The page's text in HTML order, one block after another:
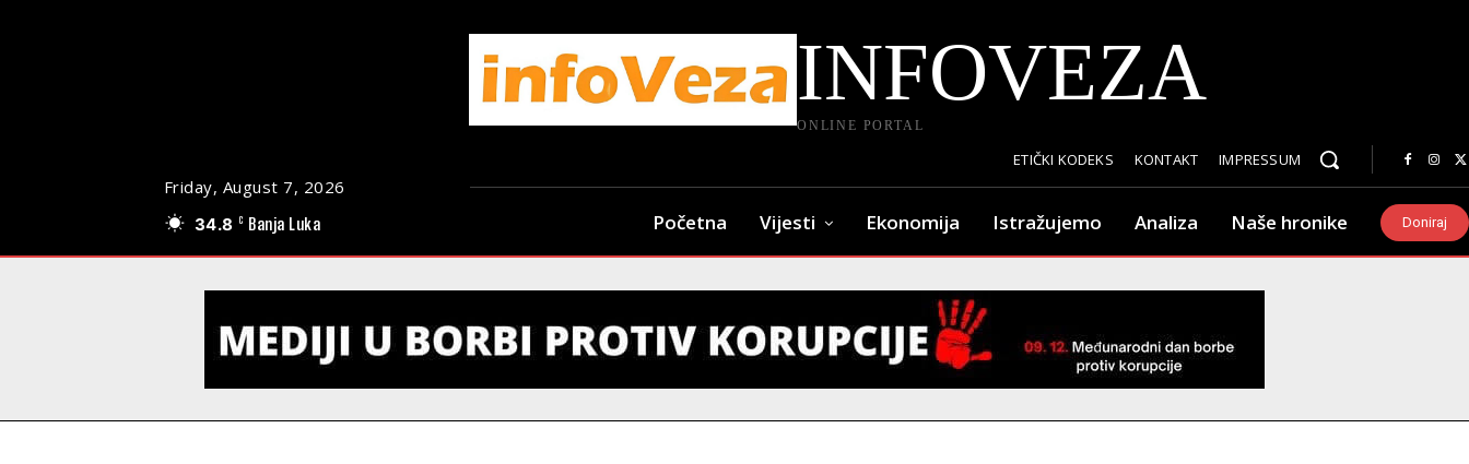
Friday, August 7, 2026
34.8 C Banja Luka
INFOVEZA
ONLINE PORTAL
ETIČKI KODEKS KONTAKT IMPRESSUM
Početna Vijesti Ekonomija Istražujemo Analiza Naše hronike Doniraj